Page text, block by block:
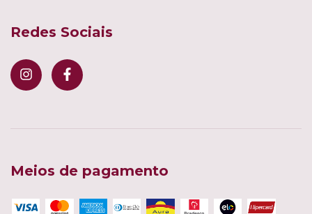
Redes Sociais
Meios de pagamento